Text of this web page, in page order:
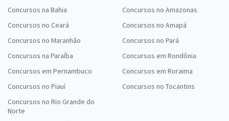
Concursos na Bahia
Concursos no Ceará
Concursos no Maranhão
Concursos na Paraíba
Concursos em Pernambuco
Concursos no Piauí
Concursos no Rio Grande do
Norte
Concursos no Amazonas
Concursos no Amapá
Concursos no Pará
Concursos em Rondônia
Concursos em Roraima
Concursos no Tocantins